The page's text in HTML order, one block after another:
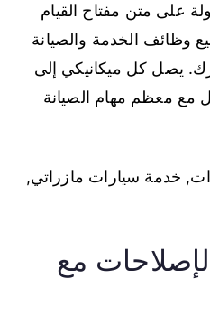
على متن مفتاح القيام
من جميع وظائف الخدمة والصيانة
يصل كل ميكانيكي إلى
مع معظم مهام الصيانة
خدمة سيارات مازراتي,
مع